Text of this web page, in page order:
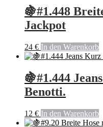
🍇#1.448
Jackpot
24 € In den Warenkorb
🍇#1.444
Benotti.
12 € In den Warenkorb